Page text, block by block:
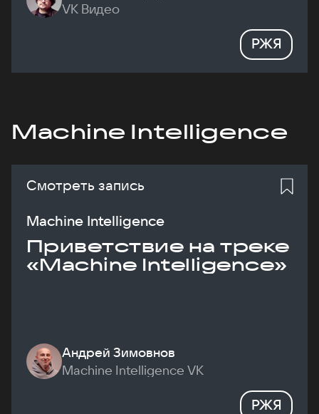
VK Видео
РЖЯ
Machine Intelligence
Смотреть запись
Machine Intelligence
Приветствие на треке
«Machine Intelligence»
Андрей Зимовнов
Machine Intelligence VK
РЖЯ